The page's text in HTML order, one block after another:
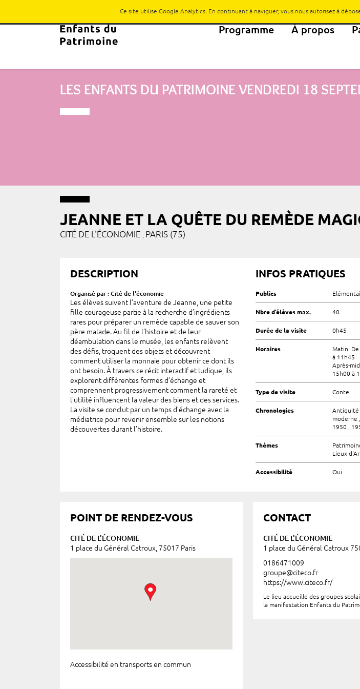
Programme À propos
LES ENFANTS DU PATRIMOINE VENDREDI 18
JEANNE ET LA QUÊTE DU REMÈDE
CITÉ DE L'ÉCONOMIE PARIS (75)
DESCRIPTION
Organisé par : Cité de l'économie
Les élèves suivent l’aventure de Jeanne, une petite
fille courageuse partie à la recherche d’ingrédients
rares pour préparer un remède capable de sauver son
père malade. Au fil de l’histoire et de leur
déambulation dans le musée, les enfants relèvent
des défis, troquent des objets et découvrent
comment utiliser la monnaie pour obtenir ce dont ils
ont besoin. À travers ce récit interactif et ludique, ils
explorent différentes formes d’échange et
comprennent progressivement comment la rareté et
l’utilité influencent la valeur des biens et des services.
La visite se conclut par un temps d’échange avec la
médiatrice pour revenir ensemble sur les notions
découvertes durant l’histoire.
INFOS PRATIQUES
Publics
Nbre d’élèves max. 40
Durée de la visite 0h45
Horaires
Matin:
à 11h45
Après-
15h00 à
Type de visite Conte
Chronologies
Antiquité
moderne
1950 ,
Thèmes
Lieux
Accessibilité Oui
POINT DE RENDEZ-VOUS
CITÉ DE L'ÉCONOMIE
1 place du Général Catroux, 75017 Paris
Accessibilité en transports en commun
CONTACT
CITÉ DE L'ÉCONOMIE
1 place du Général Catroux
0186471009
groupe@citeco.fr
https://www.citeco.fr/
Le lieu accueille des groupes
la manifestation Enfants du
Ce site utilise Google Analytics. En continuant à naviguer, vous nous autorisez à